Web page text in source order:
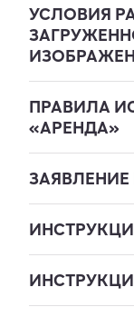
УСЛОВИЯ
ПРАВИЛА
«АРЕНДА»
ЗАЯВЛЕНИЕ